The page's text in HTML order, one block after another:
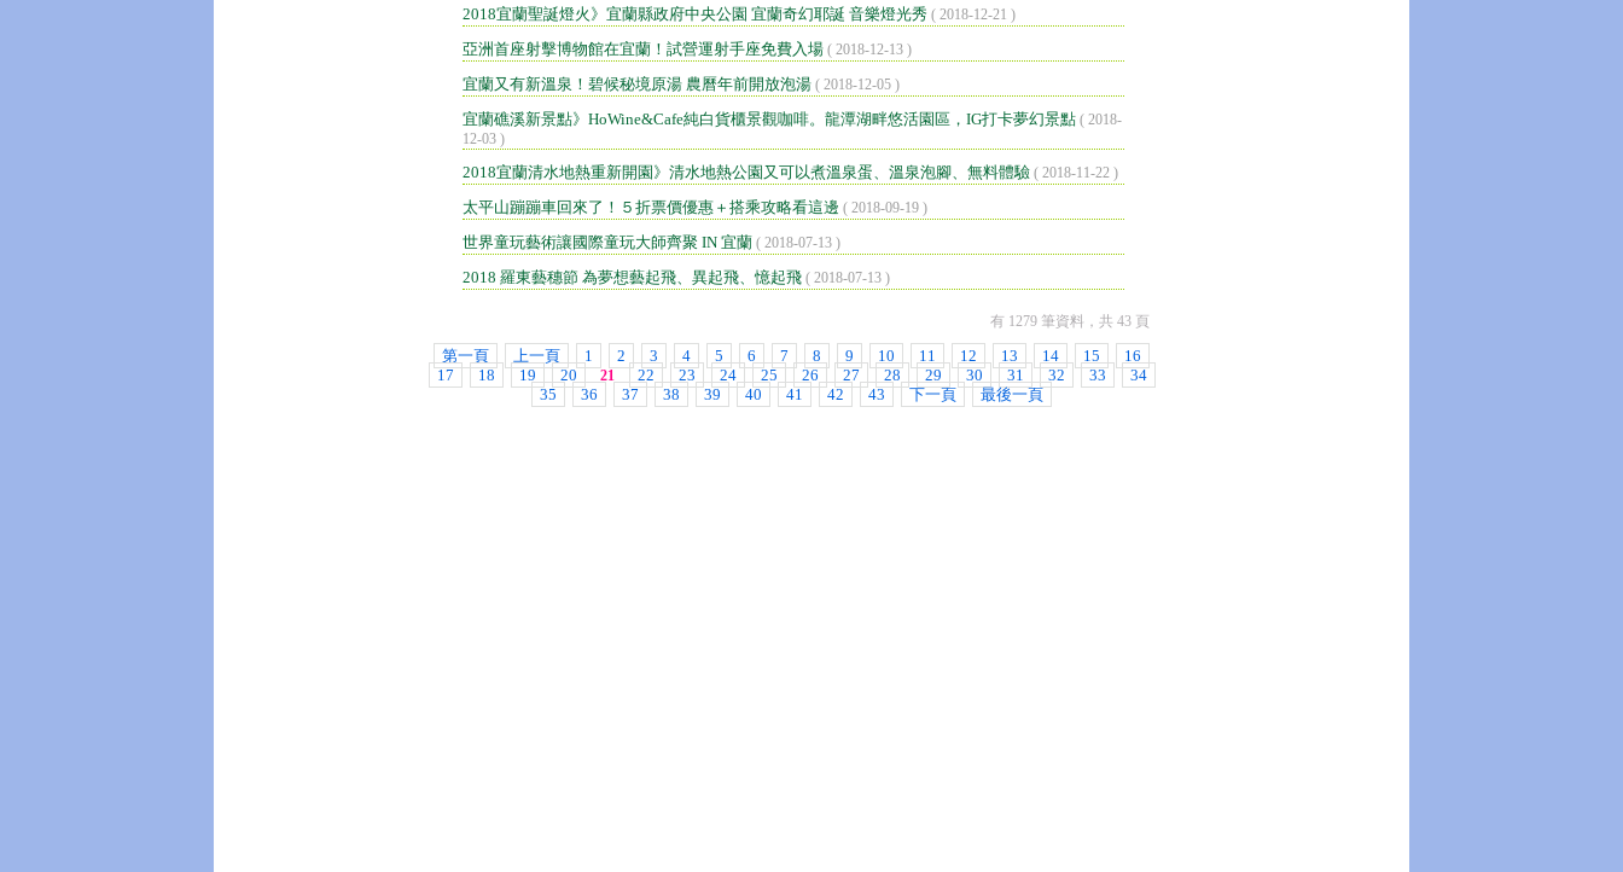
2018宜蘭聖誕燈火》宜蘭縣政府中央公園 宜蘭奇幻耶誕 音樂燈光秀 ( 2018-12-21 )
亞洲首座射擊博物館在宜蘭！試營運射手座免費入場 ( 2018-12-13 )
宜蘭又有新溫泉！碧候秘境原湯 農曆年前開放泡湯 ( 2018-12-05 )
宜蘭礁溪新景點》HoWine&Cafe純白貨櫃景觀咖啡。龍潭湖畔悠活園區，IG打卡夢幻景點 ( 2018-
12-03 )
2018宜蘭清水地熱重新開園》清水地熱公園又可以煮溫泉蛋、溫泉泡腳、無料體驗 ( 2018-11-22 )
太平山蹦蹦車回來了！５折票價優惠＋搭乘攻略看這邊 ( 2018-09-19 )
世界童玩藝術讓國際童玩大師齊聚 IN 宜蘭 ( 2018-07-13 )
2018 羅東藝穗節 為夢想藝起飛、異起飛、憶起飛 ( 2018-07-13 )
有 1279 筆資料，共 43 頁
第一頁 上一頁 1 2 3 4 5 6 7 8 9 10 11 12 13 14 15
16
17
18 19 20 21 22 23 24 25 26 27 28 29 30 31 32 33
34
35
36 37 38 39 40 41 42 43 下一頁 最後一頁